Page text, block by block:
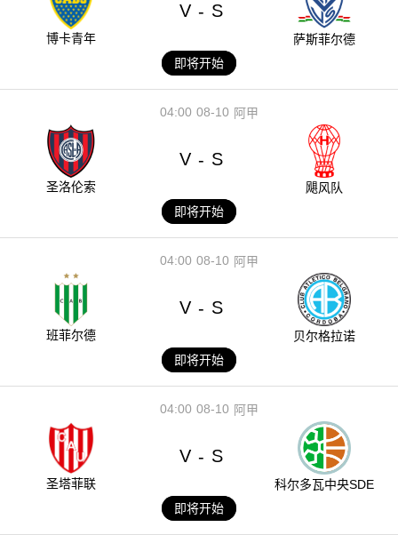
博卡青年
V - S
萨斯菲尔德
即将开始
08-10
04:00 阿甲
圣洛伦索
V - S
飓风队
即将开始
08-10
04:00 阿甲
班菲尔德
V - S
贝尔格拉诺
即将开始
08-10
04:00 阿甲
圣塔菲联
V - S
科尔多瓦中央SDE
即将开始